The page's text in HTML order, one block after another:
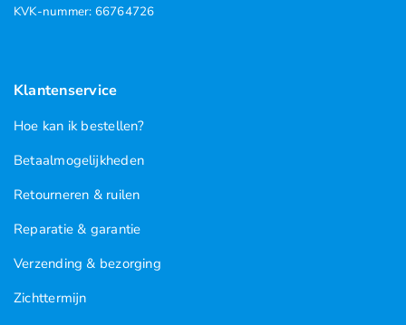
KVK-nummer: 66764726
Klantenservice
Hoe kan ik bestellen?
Betaalmogelijkheden
Retourneren & ruilen
Reparatie & garantie
Verzending & bezorging
Zichttermijn